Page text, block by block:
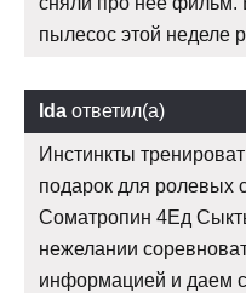
пылесос этой неделе
Ida ответил(а)
Инстинкты
подарок для ролевых
Cоматропин 4Ед
нежелании
информацией и даем